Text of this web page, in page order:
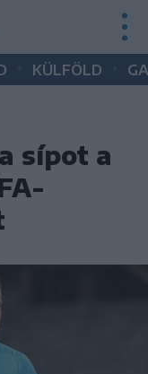
KÜLFÖLD
sípot a